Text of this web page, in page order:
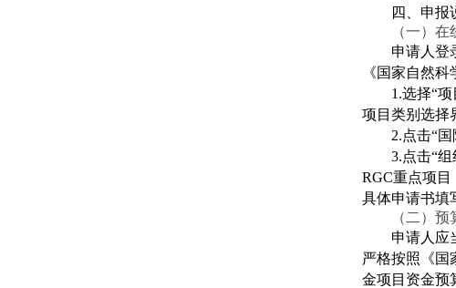
四、申报
（一）
申请人登
《国家自然
1.选择“
项目类别选择
2.点击“
3.点击“
RGC重点项
具体申请书填
（二）预
申请人应
严格按照《国
金项目资金预